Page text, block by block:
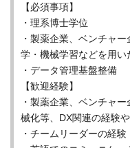
【必須事項】
・理系博士学位
・製薬企業、ベンチャ
学・機械学習などを用
・データ管理基盤整備
【歓迎経験】
・製薬企業、ベンチャ
械化等、DX関連の経験
・チームリーダーの経験